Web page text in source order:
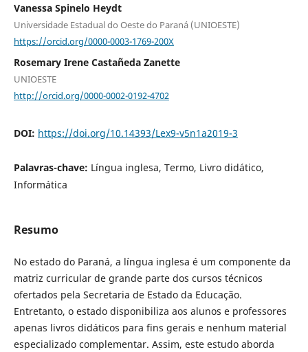
Vanessa Spinelo Heydt
Universidade Estadual do Oeste do Paraná (UNIOESTE)
https://orcid.org/0000-0003-1769-200X
Rosemary Irene Castañeda Zanette
UNIOESTE
http://orcid.org/0000-0002-0192-4702
DOI: https://doi.org/10.14393/Lex9-v5n1a2019-3
Palavras-chave: Língua inglesa, Termo, Livro didático,
Informática
Resumo
No estado do Paraná, a língua inglesa é um componente da
matriz curricular de grande parte dos cursos técnicos
ofertados pela Secretaria de Estado da Educação.
Entretanto, o estado disponibiliza aos alunos e professores
apenas livros didáticos para fins gerais e nenhum material
especializado complementar. Assim, este estudo aborda